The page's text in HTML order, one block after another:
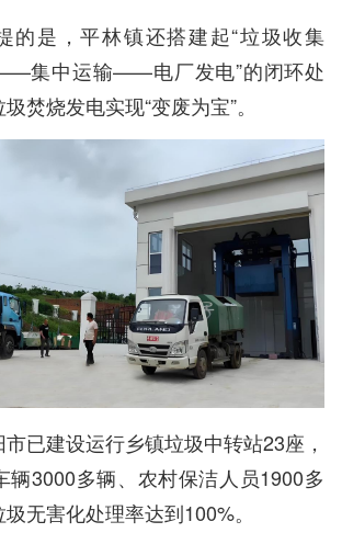
的是，平林镇还搭建起“垃圾收集
集中运输——电厂发电”的闭环处
焚烧发电实现“变废为宝”。
已建设运行乡镇垃圾中转站23座，
辆3000多辆、农村保洁人员1900多
无害化处理率达到100%。